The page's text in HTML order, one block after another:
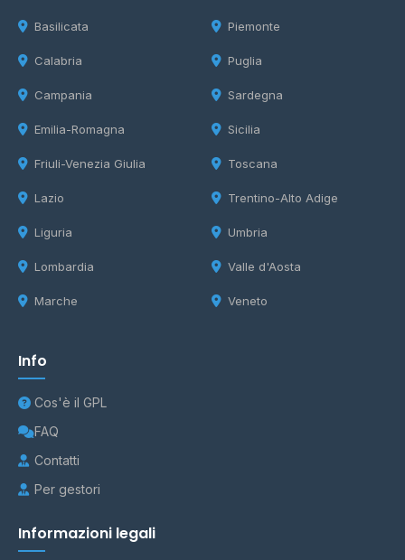
Basilicata
Calabria
Campania
Emilia-Romagna
Friuli-Venezia Giulia
Lazio
Liguria
Lombardia
Marche
Piemonte
Puglia
Sardegna
Sicilia
Toscana
Trentino-Alto Adige
Umbria
Valle d'Aosta
Veneto
Info
Cos'è il GPL
FAQ
Contatti
Per gestori
Informazioni legali